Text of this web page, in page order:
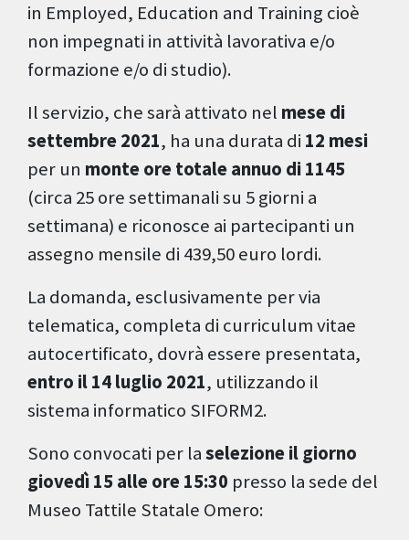
in Employed, Education and Training cioè
non impegnati in attività lavorativa e/o
formazione e/o di studio).
Il servizio, che sarà attivato nel mese di
settembre 2021, ha una durata di 12 mesi
per un monte ore totale annuo di 1145
(circa 25 ore settimanali su 5 giorni a
settimana) e riconosce ai partecipanti un
assegno mensile di 439,50 euro lordi.
La domanda, esclusivamente per via
telematica, completa di curriculum vitae
autocertificato, dovrà essere presentata,
entro il 14 luglio 2021, utilizzando il
sistema informatico SIFORM2.
Sono convocati per laselezione il giorno
giovedì 15 alle ore 15:30 presso la sede del
Museo Tattile Statale Omero: